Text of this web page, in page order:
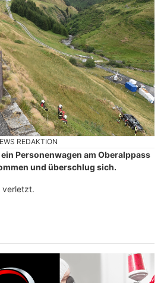
REDAKTION
Personenwagen am Oberalppass
und überschlug sich.
verletzt.